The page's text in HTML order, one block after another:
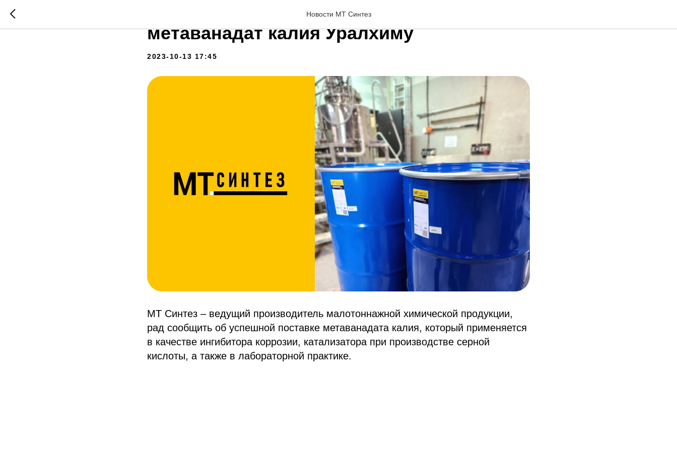
Новости МТ Синтез
Компания МТ Синтез успешно поставила
метаванадат калия Уралхиму
2023-10-13 17:45
МТ Синтез – ведущий производитель малотоннажной химической продукции,
рад сообщить об успешной поставке метаванадата калия, который применяется
в качестве ингибитора коррозии, катализатора при производстве серной
кислоты, а также в лабораторной практике.